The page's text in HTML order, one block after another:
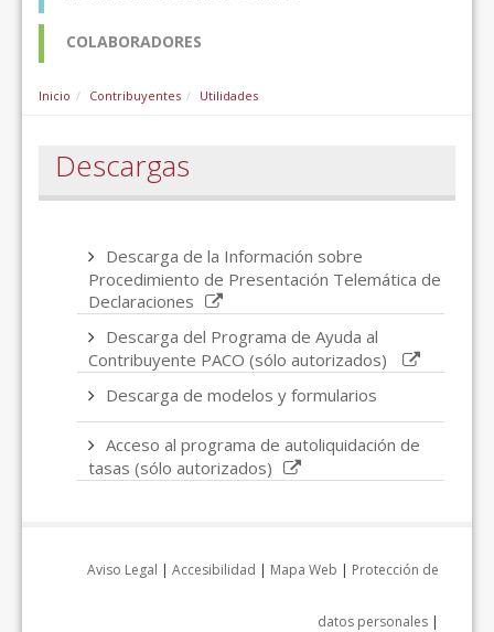
COLABORADORES
Inicio Contribuyentes Utilidades
Descargas
Descarga de la Información sobre
Procedimiento de Presentación Telemática de
Declaraciones
Descarga del Programa de Ayuda al
Contribuyente PACO (sólo autorizados)
Descarga de modelos y formularios
Acceso al programa de autoliquidación de
tasas (sólo autorizados)
Aviso Legal | Accesibilidad | Mapa Web | Protección de
datos personales |